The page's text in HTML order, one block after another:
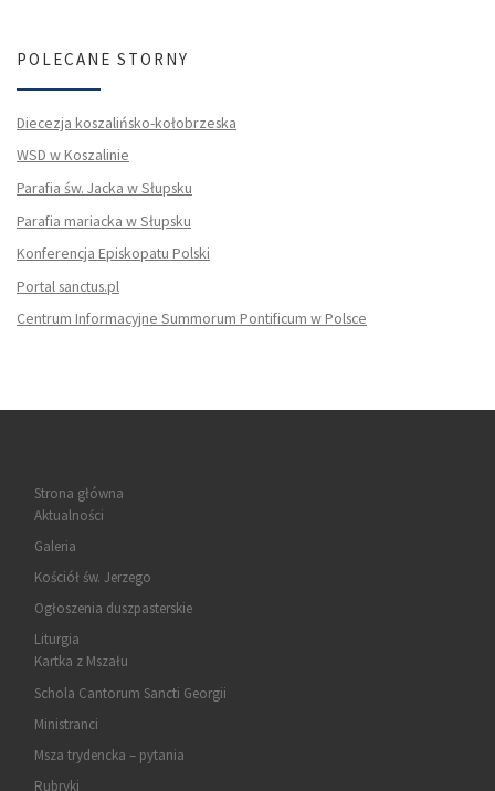
POLECANE STORNY
Diecezja koszalińsko-kołobrzeska
WSD w Koszalinie
Parafia św. Jacka w Słupsku
Parafia mariacka w Słupsku
Konferencja Episkopatu Polski
Portal sanctus.pl
Centrum Informacyjne Summorum Pontificum w Polsce
Strona główna
Aktualności
Galeria
Kościół św. Jerzego
Ogłoszenia duszpasterskie
Liturgia
Kartka z Mszału
Schola Cantorum Sancti Georgii
Ministranci
Msza trydencka – pytania
Rubryki